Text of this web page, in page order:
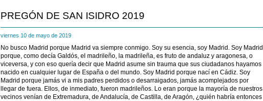
PREGÓN DE SAN ISIDRO 2019
viernes 10 de mayo de 2019
No busco Madrid porque Madrid va siempre conmigo. Soy su esencia, soy Madrid. Soy Madrid
porque, como decía Galdós, el madrileño, la madrileña, es fruto de andaluz y aragonesa, o
viceversa, y con eso quería decir que Madrid asume sin trauma que sus ciudadanos hayamos
nacido en cualquier lugar de España o del mundo. Soy Madrid porque nací en Cádiz. Soy
Madrid porque jamás vi a mis padres perdidos o desarraigados, jamás acomplejados por
llegar de fuera. Ellos, de inmediato, fueron madrileños. Lo eran porque la mayoría de nuestros
vecinos venían de Extremadura, de Andalucía, de Castilla, de Aragón, ¿quién habría entonces